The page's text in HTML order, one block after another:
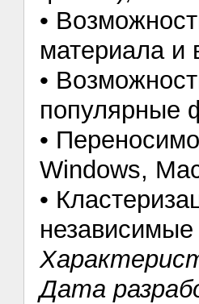
•
материала и
•
популярные
•
Windows,
•
независимые
Дата